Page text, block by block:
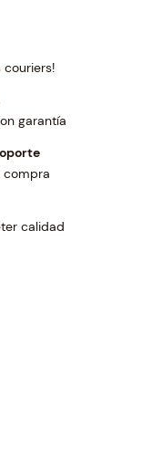
couriers!
garantía
compra
calidad